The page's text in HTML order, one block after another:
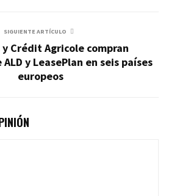
SIGUIENTE ARTÍCULO
Crédit Agricole compran
y LeasePlan en seis países
europeos